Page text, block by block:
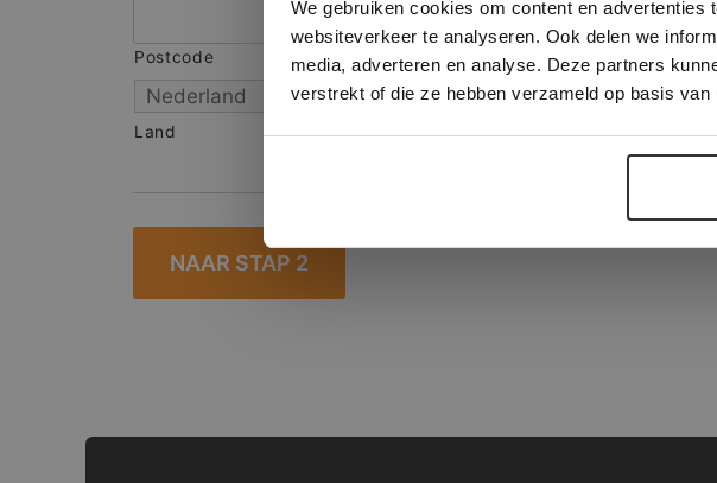
We gebruiken cookies om content en
websiteverkeer te analyseren. Ook delen we
media, adverteren en analyse. Deze partners
verstrekt of die ze hebben verzameld op basis
Postcode Stad
Land
ALLES